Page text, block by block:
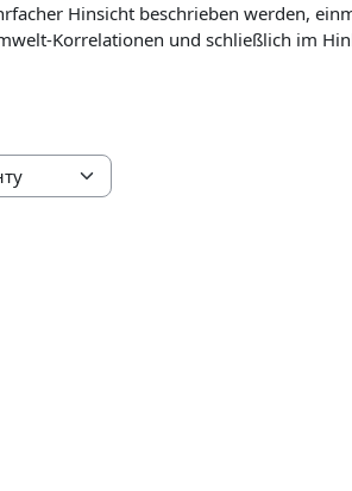
Hinsicht beschrieben werden,
Korrelationen und schließlich im